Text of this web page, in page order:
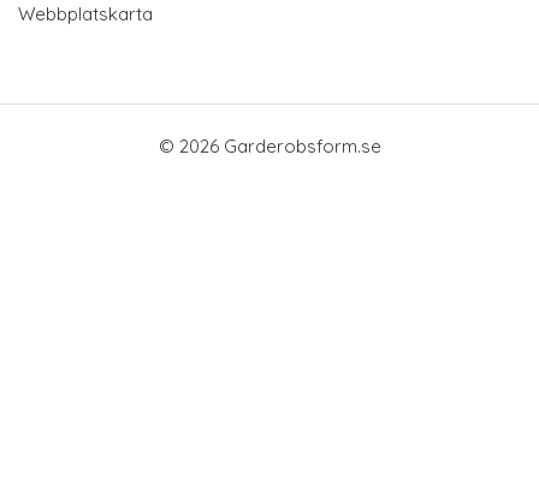
Webbplatskarta
© 2026 Garderobsform.se